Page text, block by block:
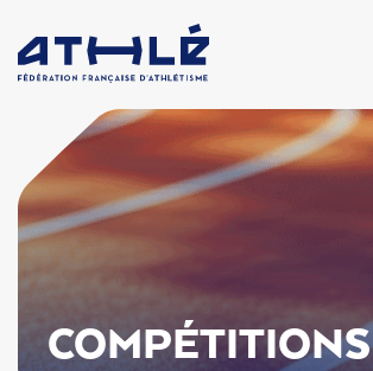
COMPÉTITIONS